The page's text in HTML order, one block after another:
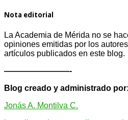
Nota editorial
La Academia de Mérida no se
opiniones emitidas por los
artículos publicados en este blog.
————————-
Blog creado y administrado por:
Jonás A. Montilva C.